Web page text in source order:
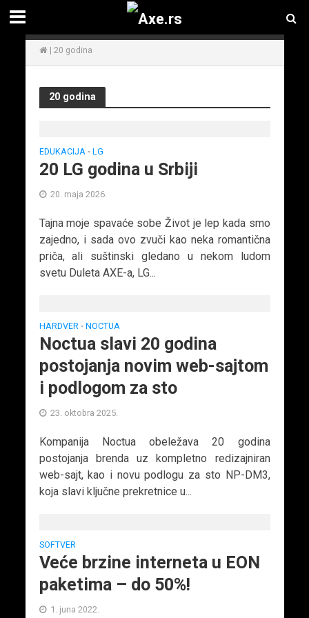
| 20 godina
20 godina
EDUKACIJA • LG
20 LG godina u Srbiji
20. maja 2026.
Tajna moje spavaće sobe Život je lep kada smo
zajedno, i sada ovo zvuči kao neka romantična
priča, ali suštinski gledano u nekom ludom
svetu Duleta AXE-a, LG...
HARDVER • NOCTUA
Noctua slavi 20 godina
postojanja novim web-sajtom
i podlogom za sto
23. oktobra 2025.
Kompanija Noctua obeležava 20 godina
postojanja brenda uz kompletno redizajniran
web-sajt, kao i novu podlogu za sto NP-DM3,
koja slavi ključne prekretnice u...
SOFTVER
Veće brzine interneta u EON
paketima – do 50%!
1. juna 2022.